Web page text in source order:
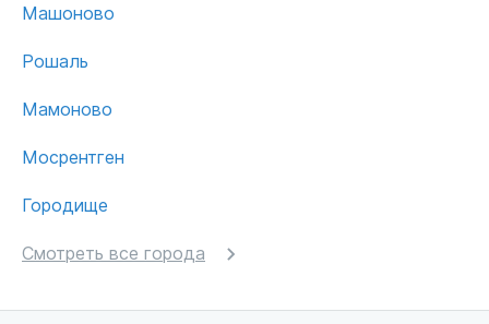
Машоново
Рошаль
Мамоново
Мосрентген
Городище
Смотреть все города